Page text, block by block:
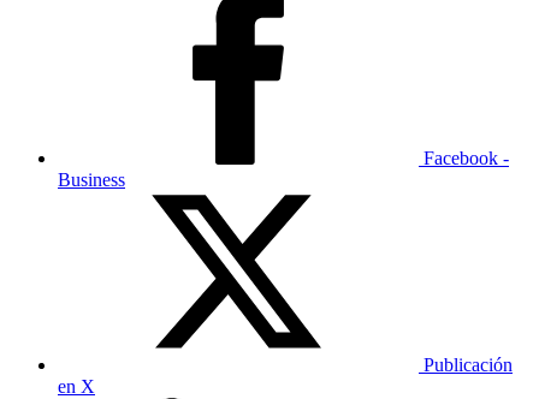
Facebook -
Business
Publicación
en X